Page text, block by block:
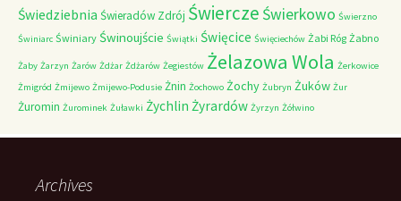
Świedziebnia Świeradów Zdrój Świercze Świerkowo Świerzno
Świniarc Świniary Świnoujście Świątki Święcice Święciechów Żabi Róg Żabno
Żaby Żarzyn Żarów Żdżar Żdżarów Żegiestów Żelazowa Wola Żerkowice
Żmigród Żmijewo Żmijewo-Podusie Żnin Żochowo Żochy Żubryn Żuków Żur
Żuromin Żurominek Żuławki Żychlin Żyrardów Żyrzyn Żółwino
Archives